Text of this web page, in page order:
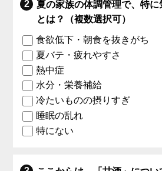
夏の家族の体調管理で、特に
とは？（複数選択可）
食欲低下・朝食を抜きがち
夏バテ・疲れやすさ
熱中症
水分・栄養補給
冷たいものの摂りすぎ
睡眠の乱れ
特にない